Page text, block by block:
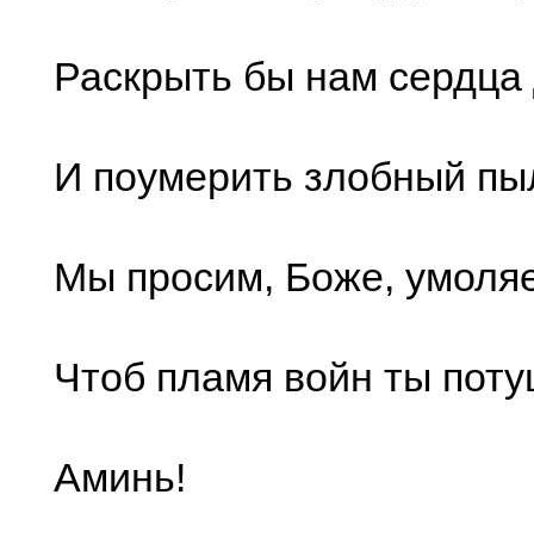
Раскрыть бы нам сердца
И поумерить злобный
Мы просим, Боже,
Чтоб пламя войн ты
Аминь!